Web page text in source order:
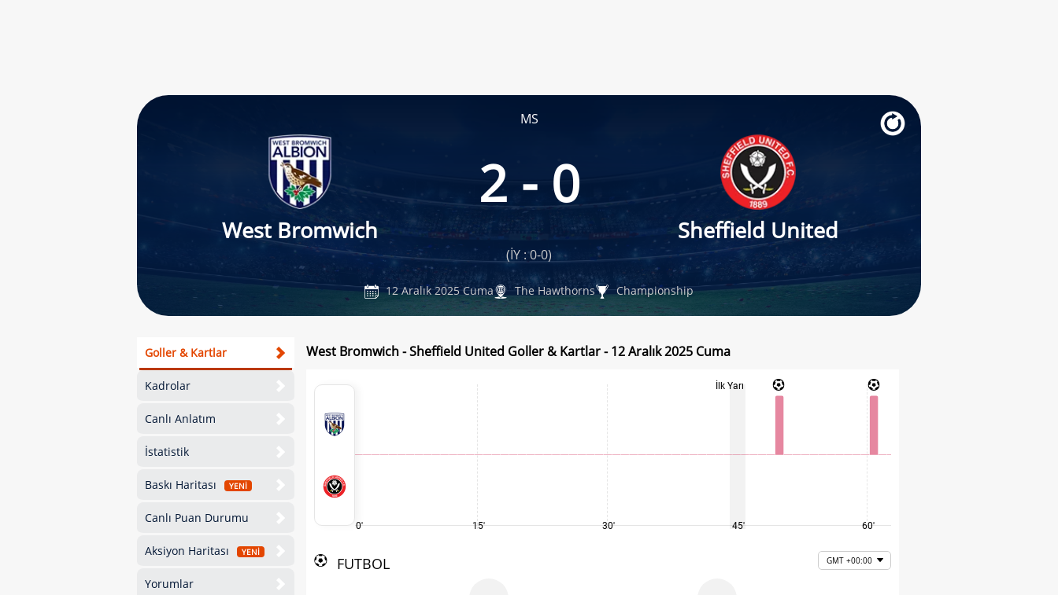
MS
West Bromwich
2 - 0
Sheffield United
(İY : 0-0)
12 Aralık 2025 Cuma The Hawthorns Championship
Goller & Kartlar
Kadrolar
Canlı Anlatım
İstatistik
Baskı Haritası YENİ
Canlı Puan Durumu
Aksiyon Haritası YENİ
Yorumlar
West Bromwich - Sheffield United Goller & Kartlar - 12 Aralık 2025 Cuma
0' 15' 30'
İlk Yarı
45' 60'
FUTBOL GMT +00:00